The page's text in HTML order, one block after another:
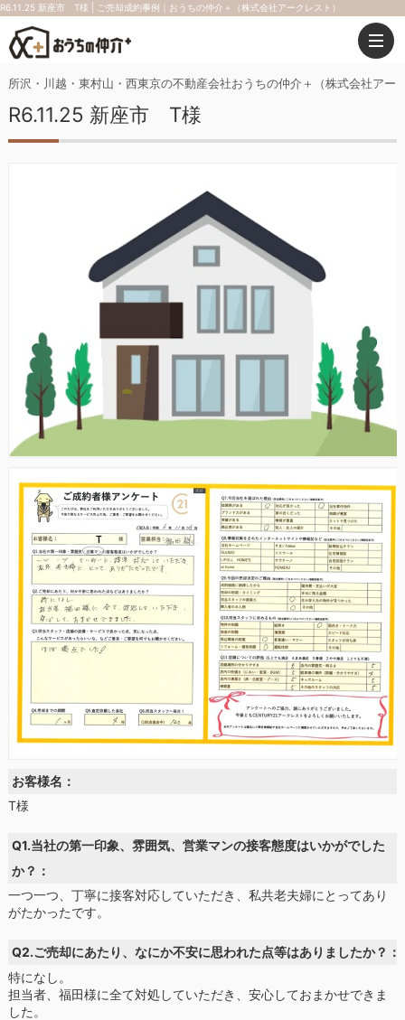
R6.11.25 新座市 T様 | ご売却成約事例｜おうちの仲介＋（株式会社アークレスト）
所沢・川越・東村山・西東京の不動産会社おうちの仲介＋（株式会社アー
R6.11.25 新座市 T様
お客様名：
T様
Q1.当社の第一印象、雰囲気、営業マンの接客態度はいかがでした
か？：
一つ一つ、丁寧に接客対応していただき、私共老夫婦にとってあり
がたかったです。
Q2.ご売却にあたり、なにか不安に思われた点等はありましたか？：
特になし。
担当者、福田様に全て対処していただき、安心しておまかせできま
した。